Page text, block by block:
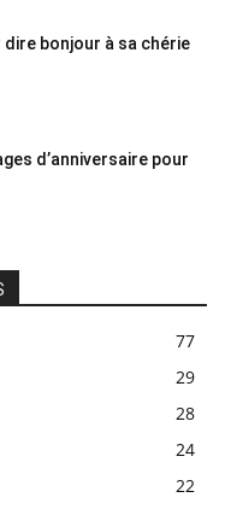
bonjour à sa chérie
d’anniversaire pour
77
29
28
24
22